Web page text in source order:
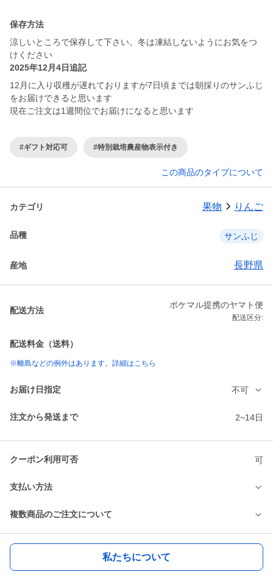
保存方法
涼しいところで保存して下さい。冬は凍結しないようにお気をつ
けください
2025年12月4日追記
12月に入り収穫が遅れておりますが7日頃までは朝採りのサンふじ
をお届けできると思います
現在ご注文は1週間位でお届けになると思います
#ギフト対応可 #特別栽培農産物表示付き
この商品のタイプについて
カテゴリ 果物 りんご
品種 サンふじ
産地 長野県
配送方法
ポケマル提携のヤマト便
配送区分:
配送料金（送料）
※離島などの例外はあります。詳細はこちら
お届け日指定 不可
注文から発送まで 2~14日
クーポン利用可否 可
支払い方法
複数商品のご注文について
私たちについて